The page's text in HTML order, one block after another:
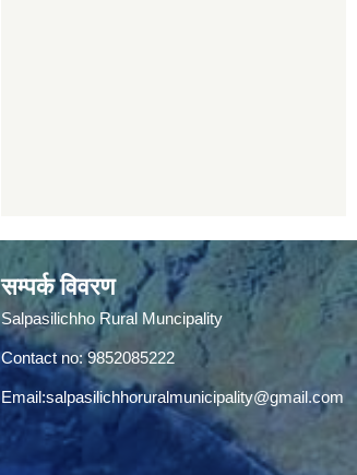
सम्पर्क विवरण
Salpasilichho Rural Muncipality
Contact no: 9852085222
Email:salpasilichhoruralmunicipality@gmail.com